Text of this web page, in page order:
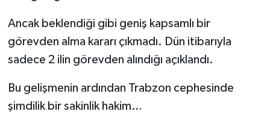
Ancak beklendiği gibi geniş kapsamlı bir
görevden alma kararı çıkmadı. Dün itibarıyla
sadece 2 ilin görevden alındığı açıklandı.
Bu gelişmenin ardından Trabzon cephesinde
şimdilik bir sakinlik hakim…